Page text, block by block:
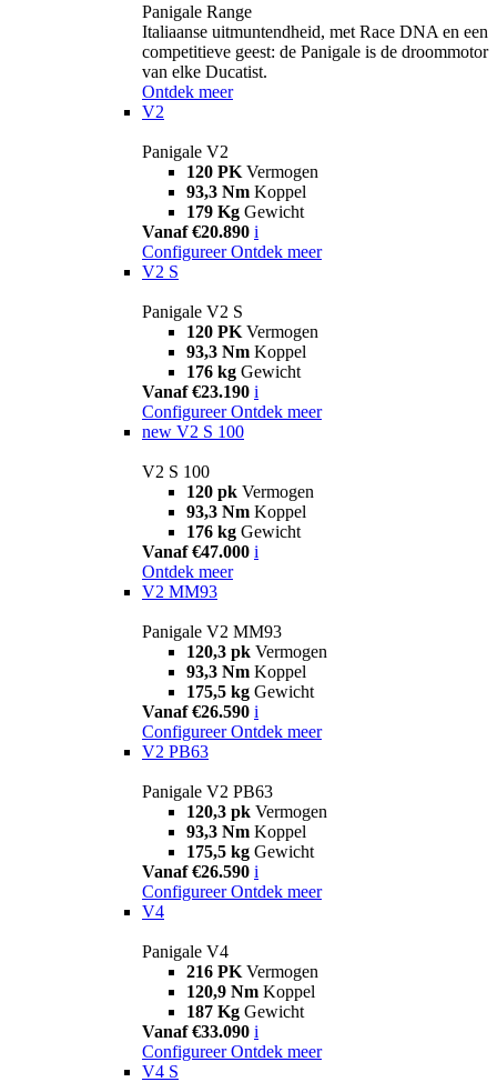
Panigale Range
Italiaanse uitmuntendheid, met Race DNA en een
competitieve geest: de Panigale is de droommotor
van elke Ducatist.
Ontdek meer
V2
Panigale V2
120 PK Vermogen
93,3 Nm Koppel
179 Kg Gewicht
Vanaf €20.890 i
Configureer Ontdek meer
V2 S
Panigale V2 S
120 PK Vermogen
93,3 Nm Koppel
176 kg Gewicht
Vanaf €23.190 i
Configureer Ontdek meer
new V2 S 100
V2 S 100
120 pk Vermogen
93,3 Nm Koppel
176 kg Gewicht
Vanaf €47.000 i
Ontdek meer
V2 MM93
Panigale V2 MM93
120,3 pk Vermogen
93,3 Nm Koppel
175,5 kg Gewicht
Vanaf €26.590 i
Configureer Ontdek meer
V2 PB63
Panigale V2 PB63
120,3 pk Vermogen
93,3 Nm Koppel
175,5 kg Gewicht
Vanaf €26.590 i
Configureer Ontdek meer
V4
Panigale V4
216 PK Vermogen
120,9 Nm Koppel
187 Kg Gewicht
Vanaf €33.090 i
Configureer Ontdek meer
V4 S